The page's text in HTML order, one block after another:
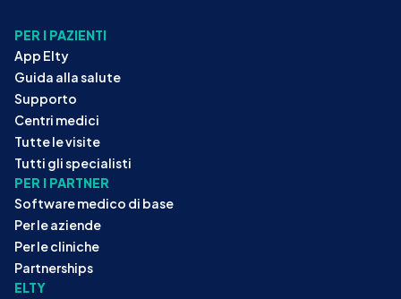
PER I PAZIENTI
App Elty
Guida alla salute
Supporto
Centri medici
Tutte le visite
Tutti gli specialisti
PER I PARTNER
Software medico di base
Per le aziende
Per le cliniche
Partnerships
ELTY